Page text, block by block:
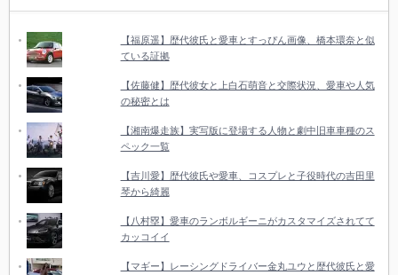
【福原遥】歴代彼氏と愛車とすっぴん画像、橋本環奈と似
ている証拠
【佐藤健】歴代彼女と上白石萌音と交際状況、愛車や人気
の秘密とは
【湘南爆走族】実写版に登場する人物と劇中旧車車種のス
ペック一覧
【吉川愛】歴代彼氏や愛車、コスプレと子役時代の吉田里
琴から綺麗
【八村塁】愛車のランボルギーニがカスタマイズされてて
カッコイイ
【マギー】レーシングドライバー金丸ユウと歴代彼氏と愛